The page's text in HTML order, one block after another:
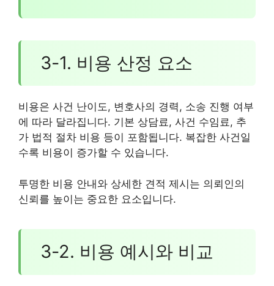
3-1. 비용 산정 요소
비용은 사건 난이도, 변호사의 경력, 소송 진행 여부
에 따라 달라집니다. 기본 상담료, 사건 수임료, 추
가 법적 절차 비용 등이 포함됩니다. 복잡한 사건일
수록 비용이 증가할 수 있습니다.
투명한 비용 안내와 상세한 견적 제시는 의뢰인의
신뢰를 높이는 중요한 요소입니다.
3-2. 비용 예시와 비교